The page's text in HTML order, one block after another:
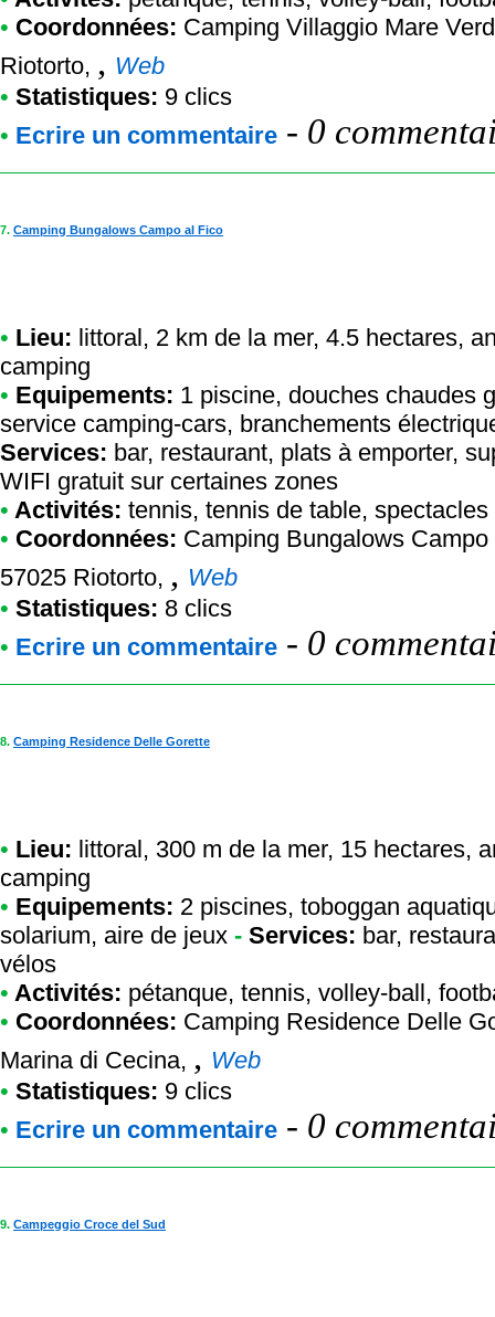
• Coordonnées: Camping Villaggio Mare
Riotorto, , Web
• Statistiques: 9 clics
• Ecrire un commentaire - 0
7. Camping Bungalows Campo al Fico
• Lieu: littoral, 2 km de la mer, 4.5 hectares,
camping
• Equipements: 1 piscine, douches chaudes
service camping-cars, branchements
Services: bar, restaurant, plats à emporter,
WIFI gratuit sur certaines zones
• Activités: tennis, tennis de table, spectacles
• Coordonnées: Camping Bungalows Campo
57025 Riotorto, , Web
• Statistiques: 8 clics
• Ecrire un commentaire - 0
8. Camping Residence Delle Gorette
• Lieu: littoral, 300 m de la mer, 15 hectares,
camping
• Equipements: 2 piscines, toboggan
solarium, aire de jeux - Services: bar,
vélos
• Activités: pétanque, tennis, volley-ball,
• Coordonnées: Camping Residence Delle
Marina di Cecina, , Web
• Statistiques: 9 clics
• Ecrire un commentaire - 0
9. Campeggio Croce del Sud